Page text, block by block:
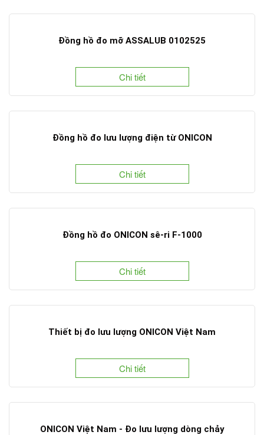
Đồng hồ đo mỡ ASSALUB 0102525
Chi tiết
Đồng hồ đo lưu lượng điện từ ONICON
Chi tiết
Đồng hồ đo ONICON sê-ri F-1000
Chi tiết
Thiết bị đo lưu lượng ONICON Việt Nam
Chi tiết
ONICON Việt Nam - Đo lưu lượng dòng chảy